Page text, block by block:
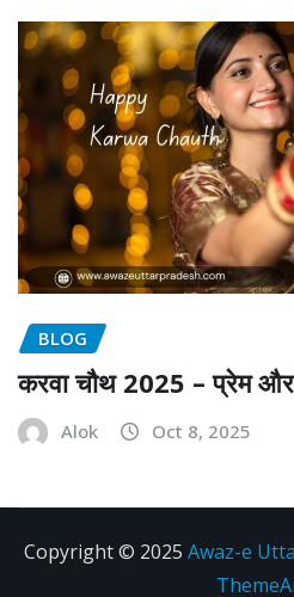
BLOG
करवा चौथ 2025 – प्रेम और
Alok Oct 8, 2025
Copyright © 2025 Awaz-e